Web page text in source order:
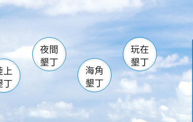
南仁湖
滿州 佳樂水
森林遊樂區
墾管處遊客中心
社頂公園 風吹沙
船帆石 龍磐公園
香蕉灣 龍坑
鵝鑾鼻
上
丁
夜間
墾丁
海角
墾丁
玩在
墾丁